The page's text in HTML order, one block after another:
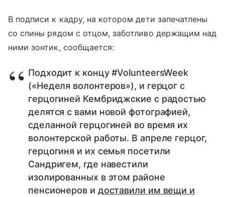
В подписи к кадру, на котором дети запечатлены
со спины рядом с отцом, заботливо держащим над
ними зонтик, сообщается:
Подходит к концу #VolunteersWeek
(«Неделя волонтеров»), и герцог с
герцогиней Кембриджские с радостью
делятся с вами новой фотографией,
сделанной герцогиней во время их
волонтерской работы. В апреле герцог,
герцогиня и их семья посетили
Сандригем, где навестили
изолированных в этом районе
пенсионеров и доставили им вещи и